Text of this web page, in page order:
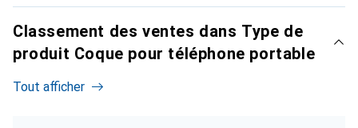
Classement des ventes dans Type de
produit Coque pour téléphone portable
Tout afficher